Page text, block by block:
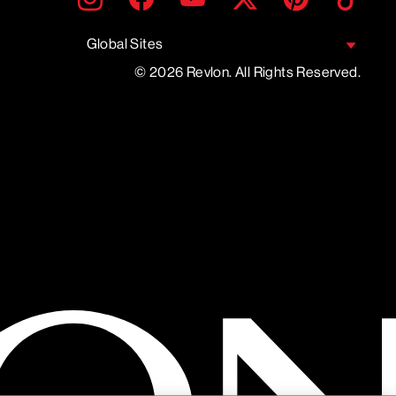
UNE
Global Sites
© 2026 Revlon. All Rights Reserved.